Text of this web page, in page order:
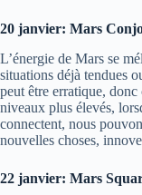
20 janvier: Mars
L’énergie de Mars se
situations déjà tendues
peut être erratique,
niveaux plus élevés,
connectent, nous
nouvelles choses,
22 janvier: Mars